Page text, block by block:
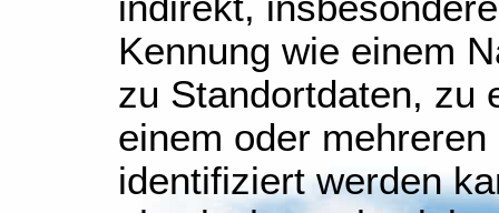
Kennung wie einem
zu Standortdaten, zu
einem oder
identifiziert werden